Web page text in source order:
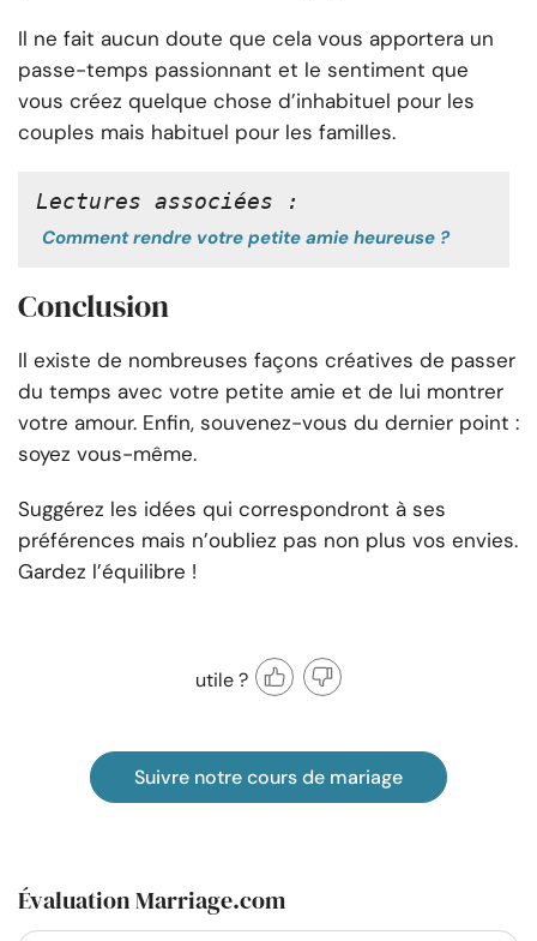
Il ne fait aucun doute que cela vous apportera un
passe-temps passionnant et le sentiment que
vous créez quelque chose d’inhabituel pour les
couples mais habituel pour les familles.
Lectures associées :
Comment rendre votre petite amie heureuse ?
Conclusion
Il existe de nombreuses façons créatives de passer
du temps avec votre petite amie et de lui montrer
votre amour. Enfin, souvenez-vous du dernier point :
soyez vous-même.
Suggérez les idées qui correspondront à ses
préférences mais n’oubliez pas non plus vos envies.
Gardez l’équilibre !
utile ?
Suivre notre cours de mariage
Évaluation Marriage.com